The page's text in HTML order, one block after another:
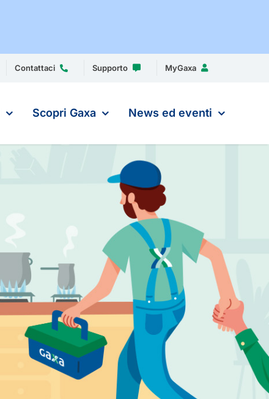
Contattaci Supporto MyGaxa
Scopri Gaxa News ed eventi